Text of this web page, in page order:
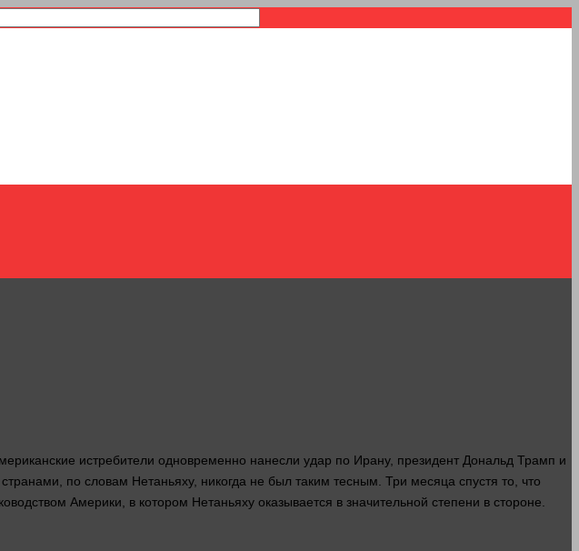
истребители одновременно нанесли удар по Ирану, президент Дональд Трамп и
по словам Нетаньяху, никогда не был таким тесным. Три месяца спустя то, что
Америки, в котором Нетаньяху оказывается в значительной степени в стороне.